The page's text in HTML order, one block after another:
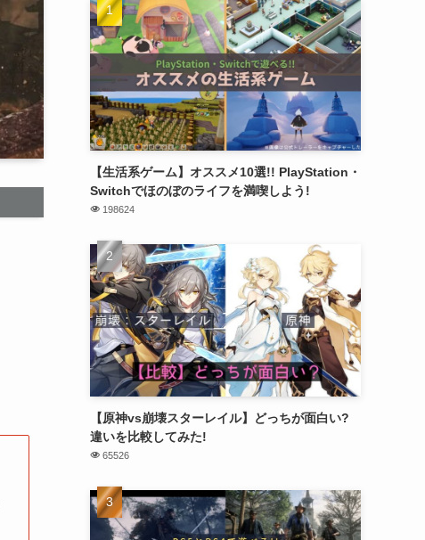
【生活系ゲーム】オススメ10選!! PlayStation・
Switchでほのぼのライフを満喫しよう!
198624
【原神vs崩壊スターレイル】どっちが面白い?
違いを比較してみた!
65526